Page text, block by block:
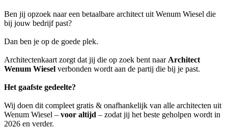
Ben jij opzoek naar een betaalbare architect uit Wenum Wiesel die
bij jouw bedrijf past?
Dan ben je op de goede plek.
Architectenkaart zorgt dat jij die op zoek bent naar Architect
Wenum Wiesel verbonden wordt aan de partij die bij je past.
Het gaafste gedeelte?
Wij doen dit compleet gratis & onafhankelijk van alle architecten uit
Wenum Wiesel – voor altijd – zodat jij het beste geholpen wordt in
2026 en verder.